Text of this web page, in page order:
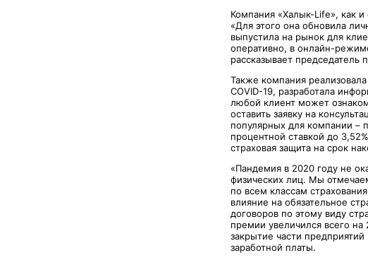
Компания «Халык-Life», как
«Для этого она обновила
выпустила на рынок для
оперативно, в онлайн-
рассказывает председатель
Также компания
COVID-19, разработала
любой клиент может
оставить заявку на
популярных для компании –
процентной ставкой до
страховая защита на срок
«Пандемия в 2020 году не
физических лиц. Мы
по всем классам
влияние на обязательное
договоров по этому виду
премии увеличился всего
закрытие части
заработной платы.